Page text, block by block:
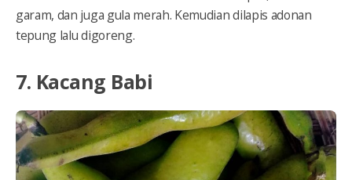
garam, dan juga gula merah. Kemudian dilapis adonan
tepung lalu digoreng.
7. Kacang Babi